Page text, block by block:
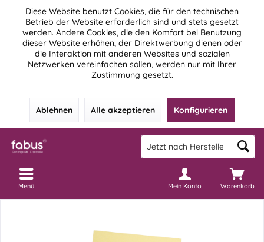
Diese Website benutzt Cookies, die für den technischen
Betrieb der Website erforderlich sind und stets gesetzt
werden. Andere Cookies, die den Komfort bei Benutzung
dieser Website erhöhen, der Direktwerbung dienen oder
die Interaktion mit anderen Websites und sozialen
Netzwerken vereinfachen sollen, werden nur mit Ihrer
Zustimmung gesetzt.
Ablehnen Alle akzeptieren Konfigurieren
Warenkorb
Mein Konto
Menü